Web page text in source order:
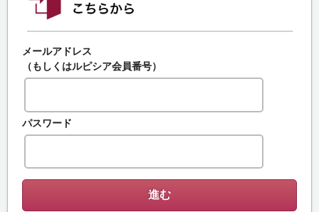
メールアドレス
（もしくはルピシア会員番号）
パスワード